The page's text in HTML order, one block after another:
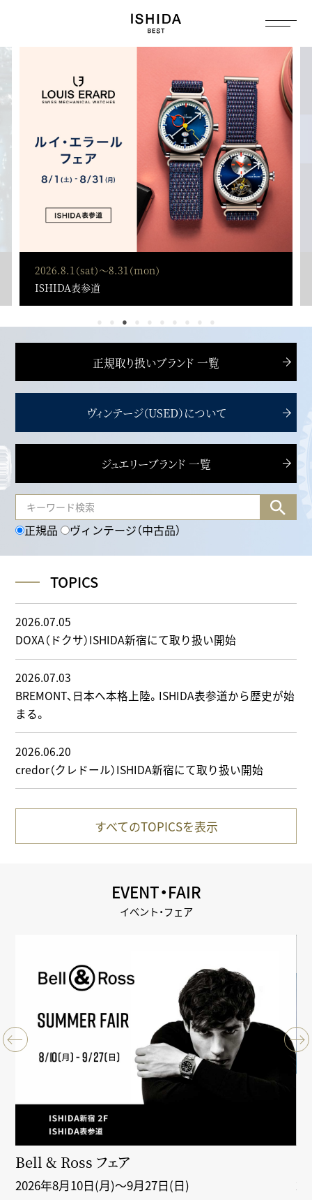
2026.7.25（sat）～8.30（sun）
ISHIDA新宿
正規取り扱いブランド 一覧
ヴィンテージ（USED）について
ジュエリーブランド 一覧
正規品 ヴィンテージ（中古品）
TOPICS
2026.07.05
DOXA（ドクサ）ISHIDA新宿にて取り扱い開始
2026.07.03
BREMONT、日本へ本格上陸。ISHIDA表参道から歴史が始
まる。
2026.06.20
credor（クレドール）ISHIDA新宿にて取り扱い開始
すべてのTOPICSを表示
EVENT・FAIR
イベント・フェア
Bell & Ross フェア
2026年8月10日(月)～9月27日(日)
へ